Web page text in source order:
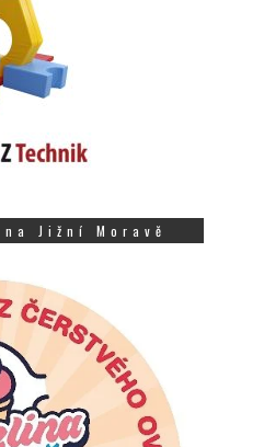
Jižní Moravě